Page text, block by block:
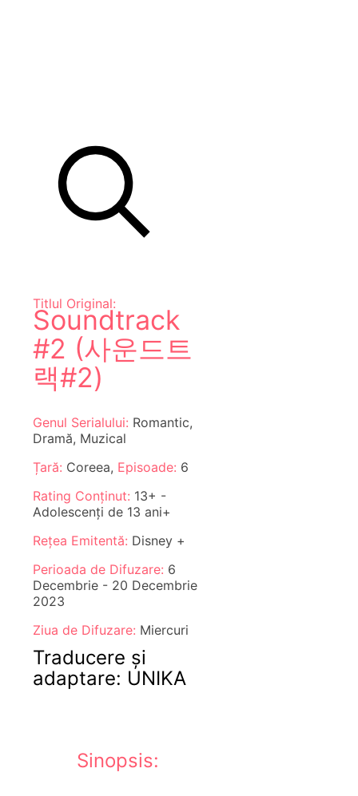
Titlul Original:
Soundtrack
#2 (사운드트
랙#2)
Genul Serialului: Romantic,
Dramă, Muzical
Țară: Coreea, Episoade: 6
Rating Conținut: 13+ -
Adolescenți de 13 ani+
Rețea Emitentă: Disney +
Perioada de Difuzare: 6
Decembrie - 20 Decembrie
2023
Ziua de Difuzare: Miercuri
Traducere și
adaptare: UNIKA
Sinopsis: